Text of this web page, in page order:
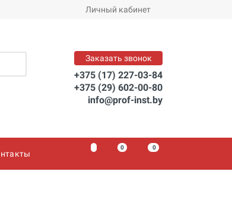
Личный кабинет
Заказать звонок
+375 (17) 227-03-84
+375 (29) 602-00-80
info@prof-inst.by
0 00